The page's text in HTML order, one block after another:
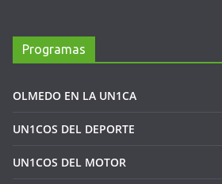
Programas
OLMEDO EN LA UN1CA
UN1COS DEL DEPORTE
UN1COS DEL MOTOR